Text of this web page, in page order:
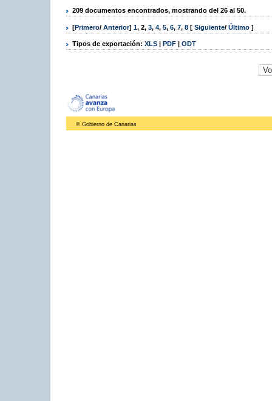
209 documentos encontrados, mostrando del 26 al 50.
[Primero/ Anterior] 1, 2, 3, 4, 5, 6, 7, 8 [ Siguiente/ Último ]
Tipos de exportación: XLS | PDF | ODT
© Gobierno de Canarias